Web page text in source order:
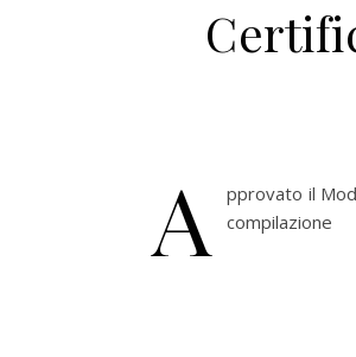
A
pprovato il
compilazione